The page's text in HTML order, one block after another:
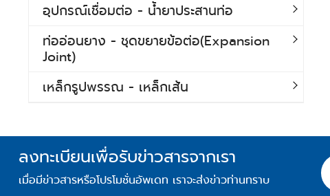
อุปกรณ์เชื่อมต่อ - น้ำยาประสานท่อ
ท่ออ่อนยาง - ชุดขยายข้อต่อ(Expansion
Joint)
เหล็กรูปพรรณ - เหล็กเส้น
ลงทะเบียนเพื่อรับข่าวสารจากเรา
เมื่อมีข่าวสารหรือโปรโมชั่นอัพเดท เราจะส่งข่าวท่านทราบ